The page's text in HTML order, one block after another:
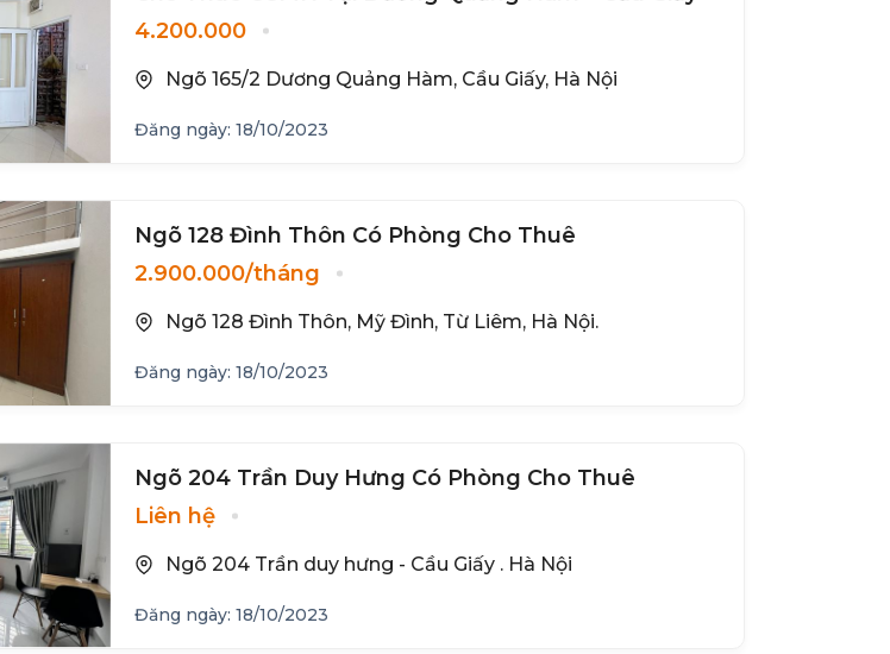
4.200.000
Ngõ 165/2 Dương Quảng Hàm, Cầu Giấy, Hà Nội
Đăng ngày: 18/10/2023
Ngõ 128 Đình Thôn Có Phòng Cho Thuê
2.900.000/tháng
Ngõ 128 Đình Thôn, Mỹ Đình, Từ Liêm, Hà Nội.
Đăng ngày: 18/10/2023
Ngõ 204 Trần Duy Hưng Có Phòng Cho Thuê
Liên hệ
Ngõ 204 Trần duy hưng - Cầu Giấy . Hà Nội
Đăng ngày: 18/10/2023